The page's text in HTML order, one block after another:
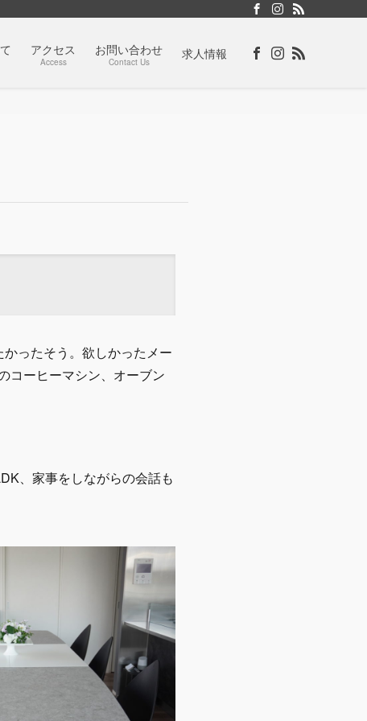
アクセス
Access
お問い合わせ
Contact Us
求人情報
ったそう。欲しかったメー
コーヒーマシン、オーブン
、家事をしながらの会話も